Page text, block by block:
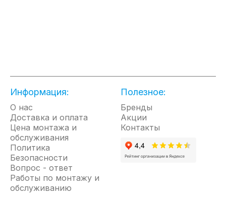
Недельный таймер позволяет программировать
индивидуальные временные интервалы работы кондиционера
в течение недельного цикла эксплуатации.
НОЧНОЙ РЕЖИМ
Специальный режим работы предусматривает снижение
Информация:
О нас
Доставка и оплата
Цена монтажа и
обслуживания
Политика
Безопасности
Вопрос - ответ
Работы по монтажу и
обслуживанию
Полезное:
Бренды
Акции
Контакты